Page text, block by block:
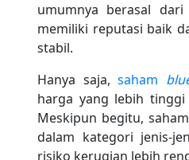
umumnya berasal
memiliki reputasi baik
stabil.
Hanya saja, saham
harga yang lebih tinggi
Meskipun begitu, saham
dalam kategori jenis-
risiko kerugian lebih